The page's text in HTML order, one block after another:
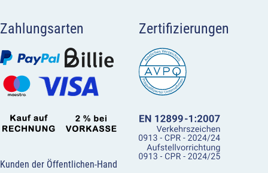
Zahlungsarten
Kunden der Öffentlichen-Hand
Zertifizierungen